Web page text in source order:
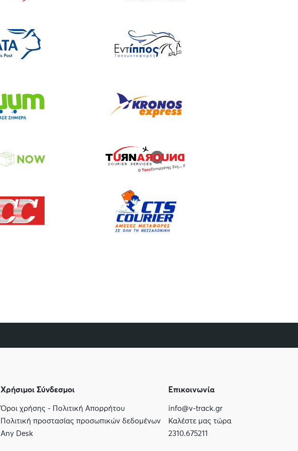
Χρήσιμοι Σύνδεσμοι
Όροι χρήσης - Πολιτική Απορρήτου
Πολιτική προστασίας προσωπικών δεδομένων
Any Desk
Επικοινωνία
info@v-track.gr
Καλέστε μας τώρα
2310.675211